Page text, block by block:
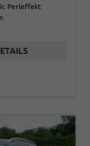
Perleffekt